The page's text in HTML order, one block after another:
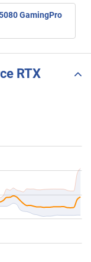
GamingPro
RTX